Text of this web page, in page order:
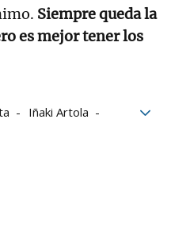
Siempre queda la
es mejor tener los
Iñaki Artola